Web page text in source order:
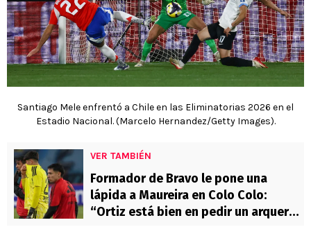
Santiago Mele enfrentó a Chile en las Eliminatorias 2026 en el
Estadio Nacional. (Marcelo Hernandez/Getty Images).
VER TAMBIÉN
Formador de Bravo le pone una
lápida a Maureira en Colo Colo:
“Ortiz está bien en pedir un arquero